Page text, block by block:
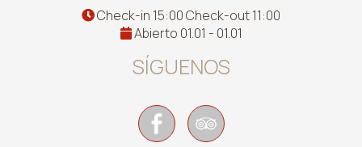
Check-in 15:00 Check-out 11:00
Abierto 01.01 - 01.01
SÍGUENOS